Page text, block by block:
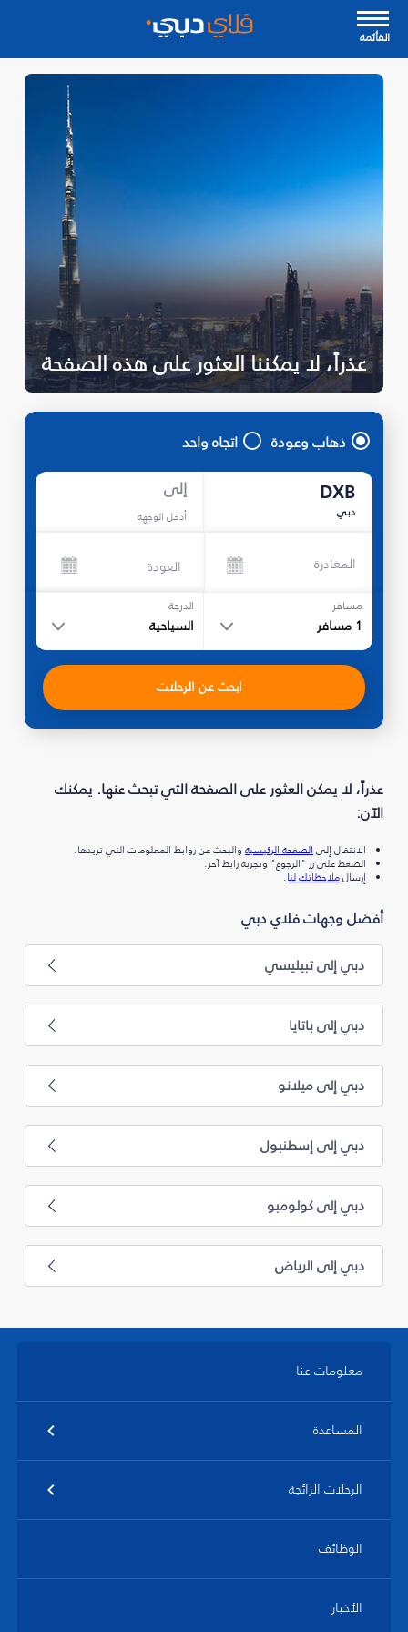
القأئمة
عذراً، لا يمكننا العثور على هذه الصفحة
ذهاب وعودة اتجاه واحد
DXB
دبي
إلى
أدخل الوجهة
المغادرة العودة
مسافر
1 مسافر
الدرجة
السياحية
ابحث عن الرحلات
عذراً، لا يمكن العثور على الصفحة التي تبحث عنها. يمكنك
الآن:
الانتقال إلىالصفحة الرئيسيةوالبحث عن روابط المعلومات التي تريدها.
الضغط على زر "الرجوع" وتجربة رابط آخر.
إرسالملاحظاتك لنا.
أفضل وجهات فلاي دبي
دبي إلى تبيليسي
دبي إلى باتايا
دبي إلى ميلانو
دبي إلى إسطنبول
دبي إلى كولومبو
دبي إلى الرياض
معلومات عنا
المساعدة
الرحلات الرائجة
الوظائف
الأخبار